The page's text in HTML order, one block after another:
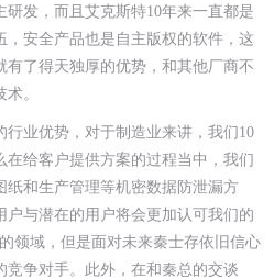
发，而且艾克斯特10年来一直都是
，安全产品也是自主版权的软件，这
了得天独厚的优势，和其他厂商不
。
业优势，对于制造业来讲，我们10
给客户提供方案的过程当中，我们
纸和生产管理等机密数据防泄漏方
户与潜在的用户将会更加认可我们的
领域，但是面对未来秦士存依旧信心
竞争对手。此外，在和秦总的交谈